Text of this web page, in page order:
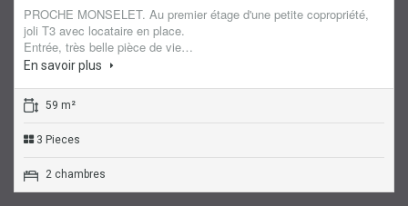
PROCHE MONSELET. Au premier étage d'une petite copropriété,
joli T3 avec locataire en place.
Entrée, très belle pièce de vie…
En savoir plus
59 m²
3 Pieces
2 chambres